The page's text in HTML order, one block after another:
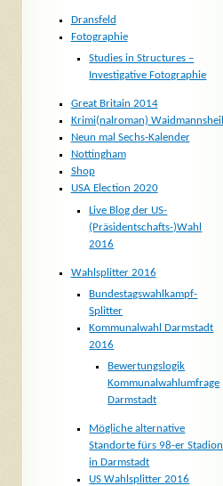
Dransfeld
Fotographie
Studies in Structures –
Investigative Fotographie
Great Britain 2014
Krimi(nalroman) Waidmannsheil
Neun mal Sechs-Kalender
Nottingham
Shop
USA Election 2020
Live Blog der US-
(Präsidentschafts-)Wahl
2016
Wahlsplitter 2016
Bundestagswahlkampf-
Splitter
Kommunalwahl Darmstadt
2016
Bewertungslogik
Kommunalwahlumfrage
Darmstadt
Mögliche alternative
Standorte fürs 98-er Stadion
in Darmstadt
US Wahlsplitter 2016